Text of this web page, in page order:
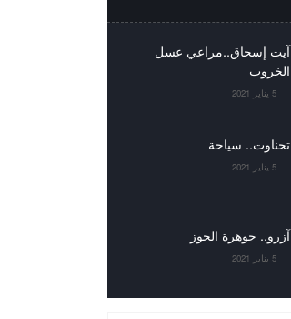
آيت إسحاق..مراعي عسل
الخروب
5 يناير 2021
تحناوت.. سياحة
5 يناير 2021
آزرو.. جوهرة الحوز
5 يناير 2021